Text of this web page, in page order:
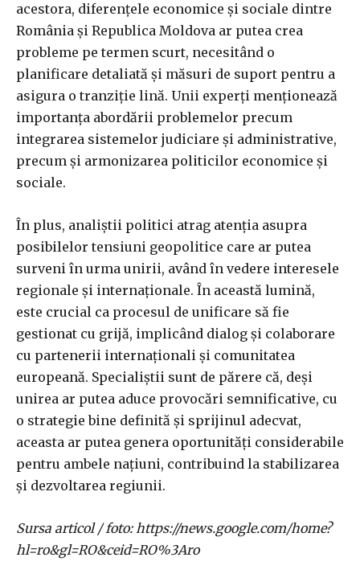
acestora, diferențele economice și sociale dintre
România și Republica Moldova ar putea crea
probleme pe termen scurt, necesitând o
planificare detaliată și măsuri de suport pentru a
asigura o tranziție lină. Unii experți menționează
importanța abordării problemelor precum
integrarea sistemelor judiciare și administrative,
precum și armonizarea politicilor economice și
sociale.
În plus, analiștii politici atrag atenția asupra
posibilelor tensiuni geopolitice care ar putea
surveni în urma unirii, având în vedere interesele
regionale și internaționale. În această lumină,
este crucial ca procesul de unificare să fie
gestionat cu grijă, implicând dialog și colaborare
cu partenerii internaționali și comunitatea
europeană. Specialiștii sunt de părere că, deși
unirea ar putea aduce provocări semnificative, cu
o strategie bine definită și sprijinul adecvat,
aceasta ar putea genera oportunități considerabile
pentru ambele națiuni, contribuind la stabilizarea
și dezvoltarea regiunii.
Sursa articol / foto: https://news.google.com/home?
hl=ro&gl=RO&ceid=RO%3Aro